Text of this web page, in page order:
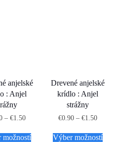
anjelské
: Anjel
–€1.50
možností
Drevené anjelské
krídlo : Anjel
strážny
€0.90– €1.50
Výber možností